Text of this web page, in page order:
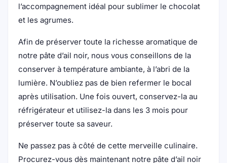
l’accompagnement idéal pour sublimer le chocolat
et les agrumes.
Afin de préserver toute la richesse aromatique de
notre pâte d’ail noir, nous vous conseillons de la
conserver à température ambiante, à l’abri de la
lumière. N’oubliez pas de bien refermer le bocal
après utilisation. Une fois ouvert, conservez-la au
réfrigérateur et utilisez-la dans les 3 mois pour
préserver toute sa saveur.
Ne passez pas à côté de cette merveille culinaire.
Procurez-vous dès maintenant notre pâte d’ail noir